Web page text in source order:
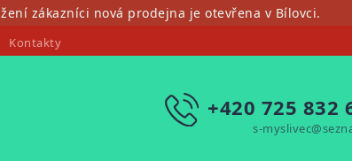
zákazníci nová prodejna je otevřena v Bílovci.
Kontakty
+420 725 832
s-